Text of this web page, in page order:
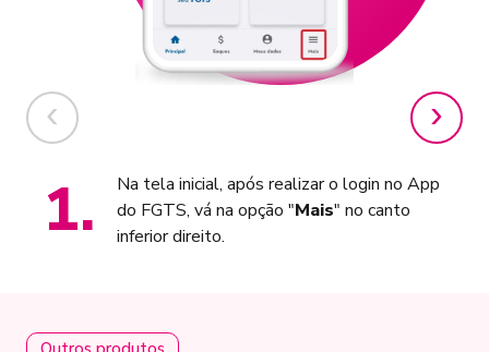
1.
Na tela inicial, após realizar o login no App
do FGTS, vá na opção "Mais" no canto
inferior direito.